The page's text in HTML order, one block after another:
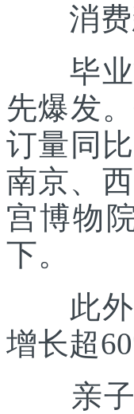
消费新
毕业旅
先爆发
订量同
南京、
宫博物
下。
此外，
增长超
亲子